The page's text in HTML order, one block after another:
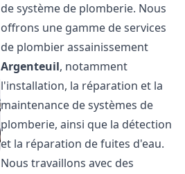
de système de plomberie. Nous
offrons une gamme de services
de plombier assainissement
Argenteuil, notamment
l'installation, la réparation et la
maintenance de systèmes de
plomberie, ainsi que la détection
et la réparation de fuites d'eau.
Nous travaillons avec des